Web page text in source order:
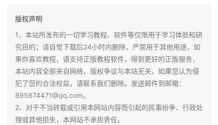
版权声明
1、本站所发布的一切学习教程、软件等仅限用于学习体验和研
究目的；请自觉下载后24小时内删除，严禁用于其他用途，如
果你喜欢教程，请支持正版教程软件，得到更好的正版服务，
本站内容全部来自网络，版权争议与本站无关，如果您认为侵
犯了您的合法权益，请联系我们删除。发送邮件到邮箱：
895674471@qq.com。
2、对于不当转载或引用本网站内容而引起的民事纷争、行政处
理或其他损失，本网站不承担责任。